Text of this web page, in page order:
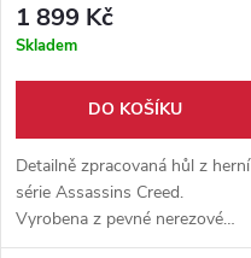
1 899 Kč
Skladem
DO KOŠÍKU
Detailně zpracovaná hůl z herní
série Assassins Creed.
Vyrobena z pevné nerezové
oceli. Vhodný doplněk na